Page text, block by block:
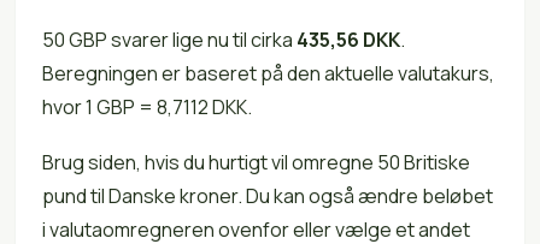
50 GBP svarer lige nu til cirka 435,56 DKK.
Beregningen er baseret på den aktuelle valutakurs,
hvor 1 GBP = 8,7112 DKK.
Brug siden, hvis du hurtigt vil omregne 50 Britiske
pund til Danske kroner. Du kan også ændre beløbet
i valutaomregneren ovenfor eller vælge et andet